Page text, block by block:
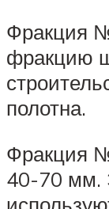
Фракция
фракцию
полотна.
Фракция
40-70 мм.